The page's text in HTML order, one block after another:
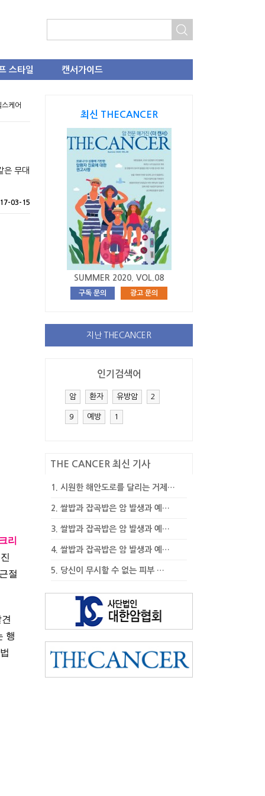
스타일 캔서가이드
케어
은 무대
03-15
리
절
행
최신 THECANCER
SUMMER 2020. VOL.08
구독 문의 광고 문의
지난 THECANCER
인기검색어
암 환자 유방암 2
9 예방 1
THE CANCER 최신 기사
1. 시원한 해안도로를 달리는 거제…
2. 쌀밥과 잡곡밥은 암 발생과 예…
3. 쌀밥과 잡곡밥은 암 발생과 예…
4. 쌀밥과 잡곡밥은 암 발생과 예…
5. 당신이 무시할 수 없는 피부 …